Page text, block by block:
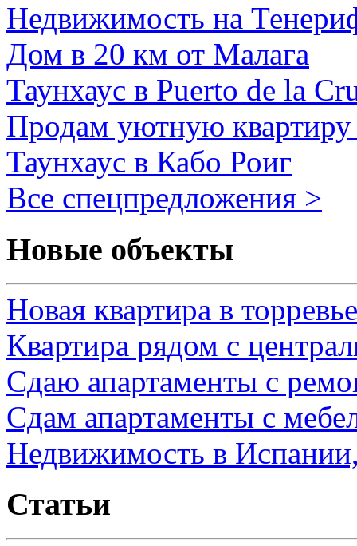
Недвижимость на
Дом в 20 км от Малага
Таунхаус в Puerto de la
Продам уютную
Таунхаус в Кабо Роиг
Все спецпредложения >
Новые объекты
Новая квартира в
Квартира рядом с
Сдаю апартаменты с
Сдам апартаменты с
Недвижимость в
Статьи